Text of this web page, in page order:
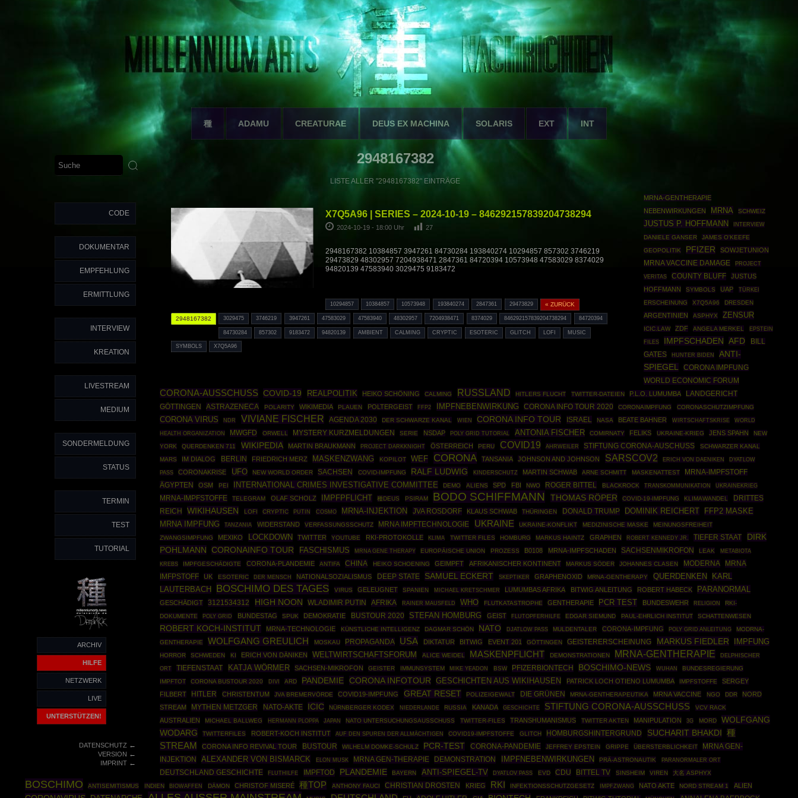
種 ADAMU CREATURAE DEUS EX MACHINA SOLARIS EXT INT
CODE
DOKUMENTAR
EMPFEHLUNG
ERMITTLUNG
INTERVIEW
KREATION
LIVESTREAM
MEDIUM
SONDERMELDUNG
STATUS
TERMIN
TEST
TUTORIAL
ARCHIV
HILFE
NETZWERK
LIVE
UNTERSTÜTZEN!
DATENSCHUTZ←
VERSION ←
IMPRINT←
2948167382
LISTE ALLER "2948167382" EINTRÄGE
X7Q5A96 | SERIES – 2024-10-19 – 846292157839204738294
2024-10-19 - 18:00 Uhr 27
2948167382 10384857 3947261 84730284 193840274 10294857 857302 3746219
29473829 48302957 7204938471 2847361 84720394 10573948 47583029 8374029
94820139 47583940 3029475 9183472
10294857 10384857 10573948 193840274 2847361 29473829 « ZURÜCK
2948167382 3029475 3746219 3947261 47583029 47583940 48302957 7204938471 8374029 846292157839204738294 84720394
84730284 857302 9183472 94820139 AMBIENT CALMING CRYPTIC ESOTERIC GLITCH LOFI MUSIC
SYMBOLS X7Q5A96
MRNA-GENTHERAPIE
NEBENWIRKUNGEN
MRNA SCHWEIZ
JUSTUS P. HOFFMANN INTERVIEW
DANIELE GANSER
JAMES O'KEEFE
GEOPOLITIK
PFIZER
SOWJETUNION
MRNA VACCINE DAMAGE
PROJECT
VERITAS COUNTY BLUFF
JUSTUS
HOFFMANN
SYMBOLS UAP
TÜRKEI
ERSCHEINUNG
X7Q5A96 DRESDEN
ARGENTINIEN ASPHYX ZENSUR
ICIC.LAW ZDF ANGELA MERKEL
EPSTEIN
FILES
IMPFSCHADEN AFD
BILL
GATES
HUNTER BIDEN
ANTI-
SPIEGEL
CORONA IMPFUNG
WORLD ECONOMIC FORUM
CORONA-AUSSCHUSS COVID-19 REALPOLITIK HEIKO SCHÖNING CALMING RUSSLAND HITLERS FLUCHT TWITTER-DATEIEN P.L.O. LUMUMBA
LANDGERICHT
GÖTTINGEN
ASTRAZENECA POLARITY WIKIMEDIA PLAUEN POLTERGEIST FFP2 IMPFNEBENWIRKUNG CORONA INFO TOUR 2020 CORONAIMPFUNG CORONASCHUTZIMPFUNG
CORONA VIRUS NDR VIVIANE FISCHER AGENDA 2030 DER SCHWARZE KANAL WIEN CORONA INFO TOUR ISRAEL NASA BEATE BAHNER WIRTSCHAFTSKRISE
WORLD
HEALTH ORGANIZATION
MWGFD ORWELL MYSTERY KURZMELDUNGEN SERIE NSDAP POLY GRID TUTORIAL ANTONIA FISCHER COMIRNATY FELIKS UKRAINE-KRIEG JENS SPAHN
NEW
YORK
QUERDENKEN 711 WIKIPEDIA MARTIN BRAUKMANN PROJECT DARKKNIGHT ÖSTERREICH PERU COVID19 AHRWEILER STIFTUNG CORONA-AUSCHUSS
SCHWARZER KANAL
MARS
IM DIALOG BERLIN FRIEDRICH MERZ MASKENZWANG KOPILOT WEF CORONA TANSANIA JOHNSON AND JOHNSON SARSCOV2 ERICH VON DAENIKEN DYATLOW
PASS CORONAKRISE UFO NEW WORLD ORDER SACHSEN COVID-IMPFUNG RALF LUDWIG KINDERSCHUTZ MARTIN SCHWAB ARNE SCHMITT MASKENATTEST MRNA-IMPFSTOFF
ÄGYPTEN OSM PEI INTERNATIONAL CRIMES INVESTIGATIVE COMMITTEE DEMO ALIENS SPD FBI NWO ROGER BITTEL BLACKROCK TRANSKOMMUNIKATION UKRAINEKRIEG
MRNA-IMPFSTOFFE TELEGRAM OLAF SCHOLZ IMPFPFLICHT 種DEUS PSIRAM BODO SCHIFFMANN THOMAS RÖPER COVID-19-IMPFUNG KLIMAWANDEL
DRITTES
REICH
WIKIHAUSEN LOFI CRYPTIC PUTIN COSMO MRNA-INJEKTION JVA ROSDORF KLAUS SCHWAB THÜRINGEN DONALD TRUMP DOMINIK REICHERT FFP2 MASKE
MRNA IMPFUNG TANZANIA WIDERSTAND VERFASSUNGSSCHUTZ MRNA IMPFTECHNOLOGIE UKRAINE UKRAINE-KONFLIKT MEDIZINISCHE MASKE
MEINUNGSFREIHEIT
ZWANGSIMPFUNG
MEXIKO LOCKDOWN TWITTER YOUTUBE RKI-PROTOKOLLE KLIMA TWITTER FILES HOMBURG MARKUS HAINTZ GRAPHEN ROBERT KENNEDY JR. TIEFER STAAT
DIRK
POHLMANN
CORONAINFO TOUR FASCHISMUS MRNA GENE THERAPY EUROPÄISCHE UNION PROZESS B0108 MRNA-IMPFSCHADEN SACHSENMIKROFON LEAK METABIOTA
KREBS IMPFGESCHÄDIGTE CORONA-PLANDEMIE ANTIFA CHINA HEIKO SCHOENING GEIMPFT AFRIKANISCHER KONTINENT MARKUS SÖDER JOHANNES CLASEN MODERNA
MRNA
IMFPSTOFF
UK ESOTERIC DER MENSCH NATIONALSOZIALISMUS DEEP STATE SAMUEL ECKERT SKEPTIKER GRAPHENOXID MRNA-GENTHERAPY QUERDENKEN
KARL
LAUTERBACH
BOSCHIMO DES TAGES VIRUS GELEUGNET SPANIEN MICHAEL KRETSCHMER LUMUMBAS AFRIKA BITWIG ANLEITUNG ROBERT HABECK PARANORMAL
GESCHÄDIGT 3121534312 HIGH NOON WLADIMIR PUTIN AFRIKA RAINER MAUSFELD WHO FLUTKATASTROPHE GENTHERAPIE PCR TEST BUNDESWEHR RELIGION
RKI-
DOKUMENTE
POLY GRID BUNDESTAG SPUK DEMOKRATIE BUSTOUR 2020 STEFAN HOMBURG GEIST FLUTOPFERHILFE EDGAR SIEMUND PAUL-EHRLICH INSTITUT SCHATTENWESEN
ROBERT KOCH-INSTITUT MRNA-TECHNOLOGIE KÜNSTLICHE INTELLIGENZ DAGMAR SCHÖN NATO DJATLOW PASS MULDENTALER CORONA-IMPFUNG POLY GRID ANLEITUNG
MODRNA-
GENTHERAPIE
WOLFGANG GREULICH MOSKAU PROPAGANDA USA DIKTATUR BITWIG EVENT 201 GÖTTINGEN GEISTERERSCHEINUNG MARKUS FIEDLER IMPFUNG
HORROR SCHWEDEN KI ERICH VON DÄNIKEN WELTWIRTSCHAFTSFORUM ALICE WEIDEL MASKENPFLICHT DEMONSTRATIONEN MRNA-GENTHERAPIE DELPHISCHER
ORT TIEFENSTAAT KATJA WÖRMER SACHSEN-MIKROFON GEISTER IMMUNSYSTEM MIKE YEADON BSW PFIZERBIONTECH BOSCHIMO-NEWS WUHAN
BUNDESREGIERUNG
IMPFTOT
CORONA BUSTOUR 2020 DIVI ARD PANDEMIE CORONA INFOTOUR GESCHICHTEN AUS WIKIHAUSEN PATRICK LOCH OTIENO LUMUMBA IMPFSTOFFE
SERGEY
FILBERT
HITLER CHRISTENTUM JVA BREMERVÖRDE COVID19-IMPFUNG GREAT RESET POLIZEIGEWALT DIE GRÜNEN MRNA-GENTHERAPEUTIKA MRNA VACCINE NGO DDR
NORD
STREAM
MYTHEN METZGER NATO-AKTE ICIC NÜRNBERGER KODEX NIEDERLANDE RUSSIA KANADA GESCHICHTE STIFTUNG CORONA-AUSSCHUSS VCV RACK
AUSTRALIEN MICHAEL BALLWEG HERMANN PLOPPA JAPAN NATO UNTERSUCHUNGSAUSSCHUSS TWITTER-FILES TRANSHUMANISMUS TWITTER AKTEN MANIPULATION 3G MORD
WOLFGANG
WODARG
TWITTERFILES ROBERT-KOCH INSTITUT AUF DEN SPUREN DER ALLMÄCHTIGEN COVID19-IMPFSTOFFE GLITCH HOMBURGSHINTERGRUND SUCHARIT BHAKDI
種
STREAM
CORONA INFO REVIVAL TOUR BUSTOUR WILHELM DOMKE-SCHULZ PCR-TEST CORONA-PANDEMIE JEFFREY EPSTEIN GRIPPE ÜBERSTERBLICHKEIT
MRNA GEN-
INJEKTION
ALEXANDER VON BISMARCK ELON MUSK MRNA GEN-THERAPIE DEMONSTRATION IMPFNEBENWIRKUNGEN PRÄ-ASTRONAUTIK PARANORMALER ORT
DEUTSCHLAND GESCHICHTE FLUTHILFE IMPFTOD PLANDEMIE BAYERN ANTI-SPIEGEL-TV DYATLOV PASS EVD CDU BITTEL TV SINSHEIM VIREN 大名 ASPHYX
BOSCHIMO ANTISEMITISMUS INDIEN BIOWAFFEN DÄMON CHRISTOF MISERÉ 種TOP ANTHONY FAUCI CHRISTIAN DROSTEN KRIEG RKI INFEKTIONSSCHUTZGESETZ IMPFZWANG NATO AKTE NORD STREAM 1 ALIEN